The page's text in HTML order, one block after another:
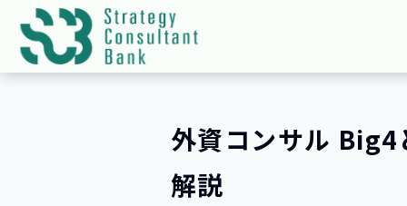
外資コンサル Big4
解説